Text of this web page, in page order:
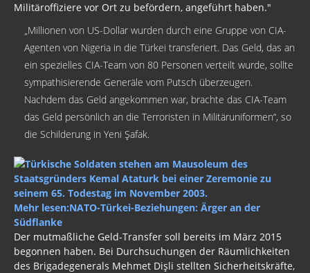
Militäroffiziere vor Ort zu befördern, angeführt haben."
„Millionen von US-Dollar wurden durch eine Gruppe von CIA-
Agenten von Nigeria in die Türkei transferiert. Das Geld, das an
ein spezielles CIA-Team von 80 Personen verteilt wurde, sollte
sympathisierende Generäle vom Putsch überzeugen.
Nachdem das Geld angekommen war, brachte das CIA-Team
das Geld persönlich an die Terroristen in Militäruniformen“, so
die Schilderung in Yeni Şafak.
Mehr lesen:NATO-Türkei-Beziehungen: Ärger an der
Südflanke
Der mutmaßliche Geld-Transfer soll bereits im März 2015
begonnen haben. Bei Durchsuchungen der Räumlichkeiten
des Brigadegenerals Mehmet Dişli stellten Sicherheitskräfte,